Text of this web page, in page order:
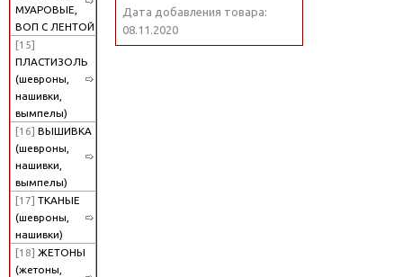
МУАРОВЫЕ,
ВОП С ЛЕНТОЙ
[15]
ПЛАСТИЗОЛЬ
(шевроны,
нашивки,
вымпелы)
[16] ВЫШИВКА
(шевроны,
нашивки,
вымпелы)
[17] ТКАНЫЕ
(шевроны,
нашивки)
[18] ЖЕТОНЫ
(жетоны,
Дата добавления товара:
08.11.2020